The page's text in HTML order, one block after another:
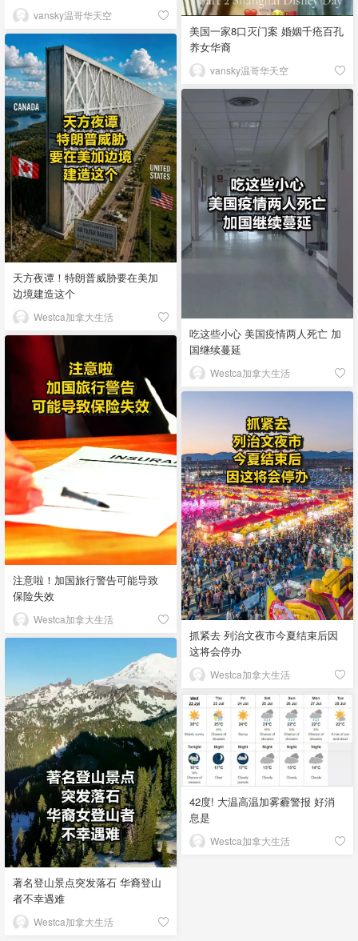
美国一家8口灭门案 婚姻千疮百孔
养女华裔
vansky温哥华天空
vansky温哥华天空
天方夜谭！特朗普威胁要在美加
边境建造这个
Westca加拿大生活
吃这些小心 美国疫情两人死亡 加
国继续蔓延
Westca加拿大生活
注意啦！加国旅行警告可能导致
保险失效
Westca加拿大生活
抓紧去 列治文夜市今夏结束后因
这将会停办
Westca加拿大生活
著名登山景点突发落石 华裔登山
者不幸遇难
Westca加拿大生活
42度! 大温高温加雾霾警报 好消
息是
Westca加拿大生活